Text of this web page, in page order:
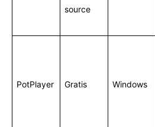
source
PotPlayer Gratis Windows